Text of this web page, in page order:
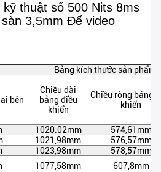
thuật số 500 Nits 8ms
3,5mm Đế video
Bảng kích thước sản phẩm
bên
Chiều dài
bảng điều
khiển
Chiều rộng bảng
khiển
1020.02mm
574,61mm
1021,98mm
576,57mm
1023,98mm
578,57mm
1077,58mm 607,8mm